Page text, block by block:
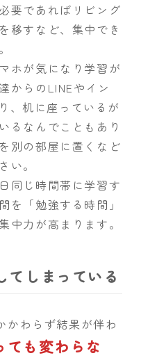
要であればリビング
移すなど、集中でき
ホが気になり学習が
からのLINEやイン
、机に座っているが
るなんでこともあり
別の部屋に置くなど
い。
同じ時間帯に学習す
を「勉強する時間」
中力が高まります。
てしまっている
かわらず結果が伴わ
ても変わらな